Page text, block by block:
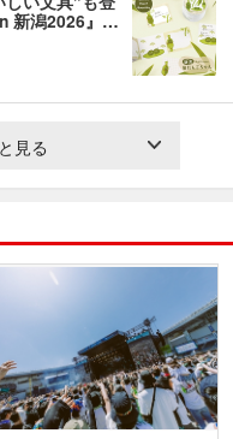
新潟2026』…
見る